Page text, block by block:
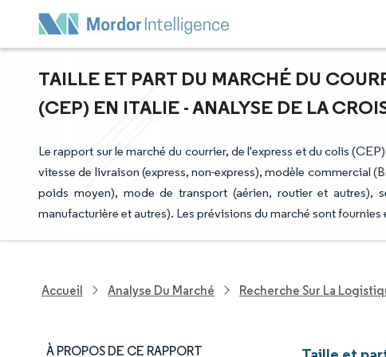
TAILLE ET PART DU MARCHÉ DU
(CEP) EN ITALIE - ANALYSE DE LA
Le rapport sur le marché du courrier, de l'express et du colis
vitesse de livraison (express, non-express), modèle commercial
poids moyen), mode de transport (aérien, routier et autres),
manufacturière et autres). Les prévisions du marché sont fournies
Accueil Analyse Du Marché Recherche Sur La
À PROPOS DE CE RAPPORT